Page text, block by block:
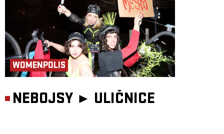
WOMENPOLIS
NEBOJSY ► ULIČNICE